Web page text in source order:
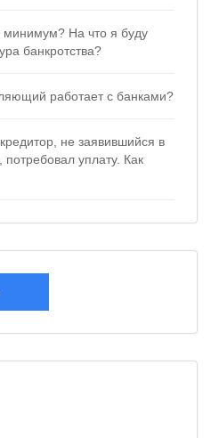
минимум? На что я буду
банкротства?
работает с банками?
не заявившийся в
потребовал уплату. Как